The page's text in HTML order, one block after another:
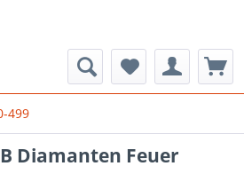
499
Diamanten Feuer